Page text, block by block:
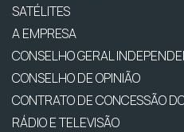
SATÉLITES
A EMPRESA
CONSELHO GERAL
CONSELHO DE OPINIÃO
CONTRATO DE CONCESSÃO
RÁDIO E TELEVISÃO